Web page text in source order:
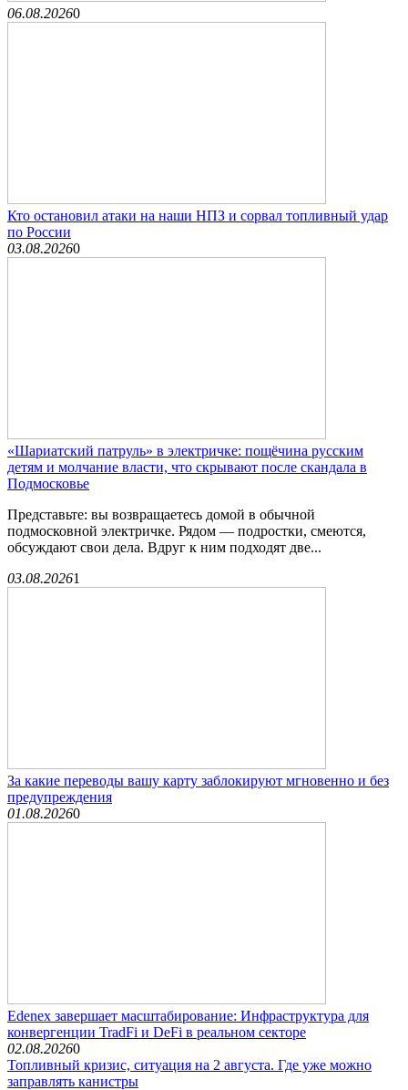
06.08.20260
Кто остановил атаки на наши НПЗ и сорвал топливный удар
по России
03.08.20260
«Шариатский патруль» в электричке: пощёчина русским
детям и молчание власти, что скрывают после скандала в
Подмосковье
Представьте: вы возвращаетесь домой в обычной
подмосковной электричке. Рядом — подростки, смеются,
обсуждают свои дела. Вдруг к ним подходят две...
03.08.20261
За какие переводы вашу карту заблокируют мгновенно и без
предупреждения
01.08.20260
Edenex завершает масштабирование: Инфраструктура для
конвергенции TradFi и DeFi в реальном секторе
02.08.20260
Топливный кризис, ситуация на 2 августа. Где уже можно
заправлять канистры